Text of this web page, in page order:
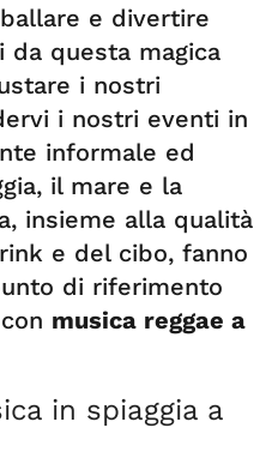
e divertire
questa magica
i nostri
i nostri eventi in
informale ed
il mare e la
insieme alla qualità
e del cibo, fanno
di riferimento
musica reggae a
in spiaggia a